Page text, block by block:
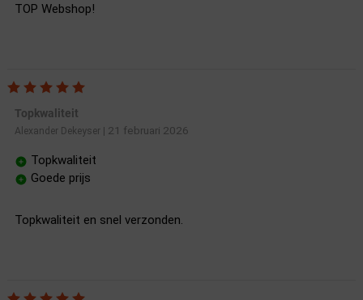
TOP Webshop!
Topkwaliteit
Alexander Dekeyser| 21 februari 2026
Topkwaliteit
Goede prijs
Topkwaliteit en snel verzonden.